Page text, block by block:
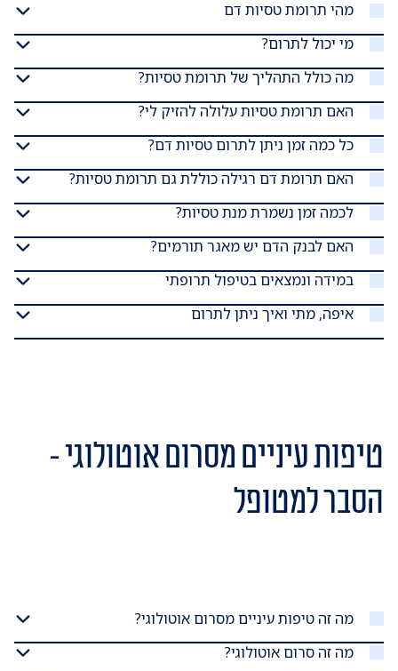
מהי תרומת טסיות דם
מי יכול לתרום?
מה כולל התהליך של תרומת טסיות?
האם תרומת טסיות עלולה להזיק לי?
כל כמה זמן ניתן לתרום טסיות דם?
האם תרומת דם רגילה כוללת גם תרומת טסיות?
לכמה זמן נשמרת מנת טסיות?
האם לבנק הדם יש מאגר תורמים?
במידה ונמצאים בטיפול תרופתי
איפה, מתי ואיך ניתן לתרום
טיפות עיניים מסרום אוטולוגי -
הסבר למטופל
מה זה טיפות עיניים מסרום אוטולוגי?
מה זה סרום אוטולוגי?